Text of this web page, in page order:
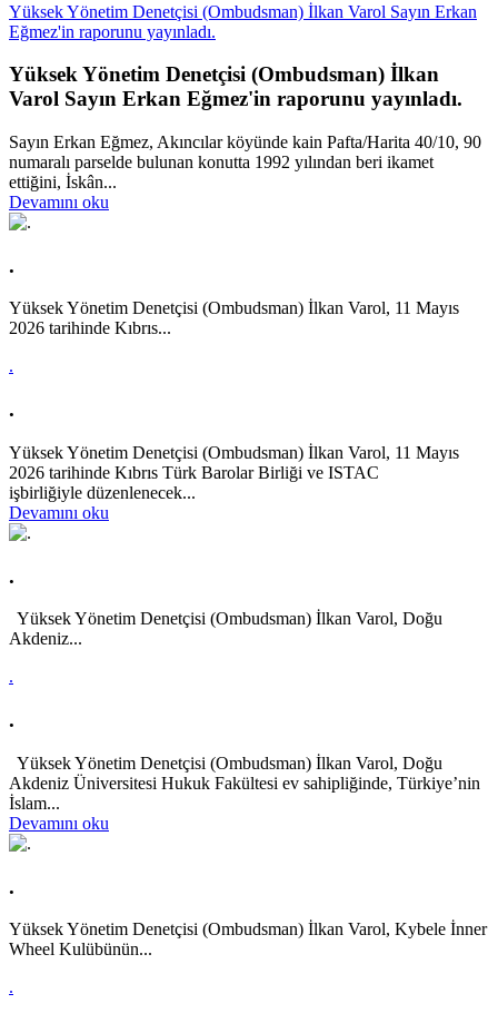
Yüksek Yönetim Denetçisi (Ombudsman) İlkan Varol Sayın Erkan
Eğmez'in raporunu yayınladı.
Yüksek Yönetim Denetçisi (Ombudsman) İlkan
Varol Sayın Erkan Eğmez'in raporunu yayınladı.
Sayın Erkan Eğmez, Akıncılar köyünde kain Pafta/Harita 40/10, 90
numaralı parselde bulunan konutta 1992 yılından beri ikamet
ettiğini, İskân...
Devamını oku
.
Yüksek Yönetim Denetçisi (Ombudsman) İlkan Varol, 11 Mayıs
2026 tarihinde Kıbrıs...
.
.
Yüksek Yönetim Denetçisi (Ombudsman) İlkan Varol, 11 Mayıs
2026 tarihinde Kıbrıs Türk Barolar Birliği ve ISTAC
işbirliğiyle düzenlenecek...
Devamını oku
.
Yüksek Yönetim Denetçisi (Ombudsman) İlkan Varol, Doğu
Akdeniz...
.
.
Yüksek Yönetim Denetçisi (Ombudsman) İlkan Varol, Doğu
Akdeniz Üniversitesi Hukuk Fakültesi ev sahipliğinde, Türkiye’nin
İslam...
Devamını oku
.
Yüksek Yönetim Denetçisi (Ombudsman) İlkan Varol, Kybele İnner
Wheel Kulübünün...
.